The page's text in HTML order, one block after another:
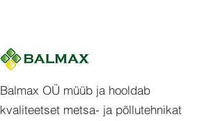
Balmax OÜ müüb ja hooldab
kvaliteetset metsa- ja põllutehnikat